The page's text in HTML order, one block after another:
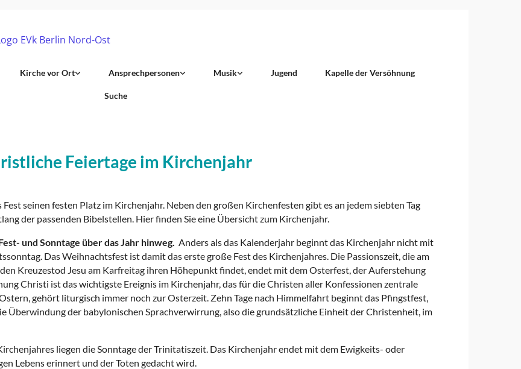
Kirche vor Ort Ansprechpersonen Musik Jugend Kapelle der Versöhnung
Suche
Feiertage im Kirchenjahr
Fest seinen festen Platz im Kirchenjahr. Neben den großen Kirchenfesten gibt es an jedem siebten Tag
der passenden Bibelstellen. Hier finden Sie eine Übersicht zum Kirchenjahr.
und Sonntage über das Jahr hinweg. Anders als das Kalenderjahr beginnt das Kirchenjahr nicht mit
Das Weihnachtsfest ist damit das erste große Fest des Kirchenjahres. Die Passionszeit, die am
Kreuzestod Jesu am Karfreitag ihren Höhepunkt findet, endet mit dem Osterfest, der Auferstehung
Christi ist das wichtigste Ereignis im Kirchenjahr, das für die Christen aller Konfessionen zentrale
gehört liturgisch immer noch zur Osterzeit. Zehn Tage nach Himmelfahrt beginnt das Pfingstfest,
Überwindung der babylonischen Sprachverwirrung, also die grundsätzliche Einheit der Christenheit, im
liegen die Sonntage der Trinitatiszeit. Das Kirchenjahr endet mit dem Ewigkeits- oder
Lebens erinnert und der Toten gedacht wird.